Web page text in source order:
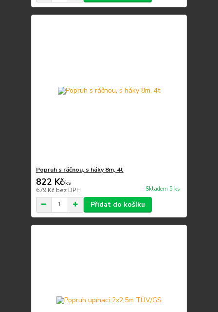
Popruh s ráčnou, s háky 8m, 4t
822 Kč/ks
679 Kč bez DPH Skladem 5 ks
Přidat do košíku